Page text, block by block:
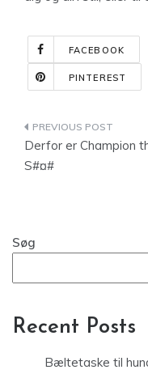
FACEBOOK
PINTEREST
Derfor er Champion
S#¤#
Søg
Recent Posts
Bæltetaske til